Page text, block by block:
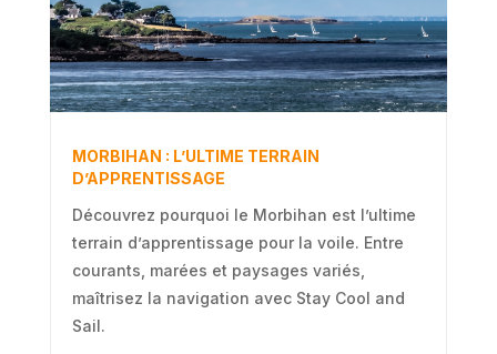
MORBIHAN : L’ULTIME TERRAIN
D’APPRENTISSAGE
Découvrez pourquoi le Morbihan est l’ultime
terrain d’apprentissage pour la voile. Entre
courants, marées et paysages variés,
maîtrisez la navigation avec Stay Cool and
Sail.